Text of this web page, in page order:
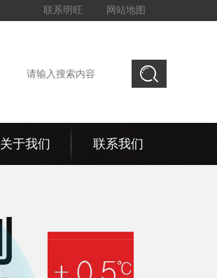
联系明旺 网站地图
关于我们 联系我们